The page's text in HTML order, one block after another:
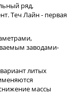
ряд,
Теч Лайн - первая
заводами-
литых
массы